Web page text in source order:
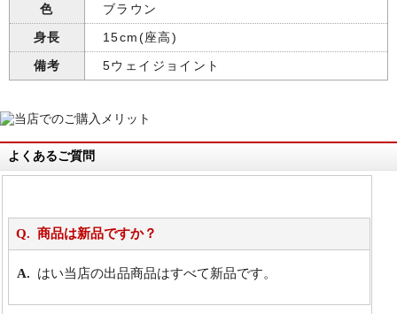
色
ブラウン
身長
15cm(座高)
備考
5ウェイジョイント
よくあるご質問
商品は新品ですか？
はい当店の出品商品はすべて新品です。